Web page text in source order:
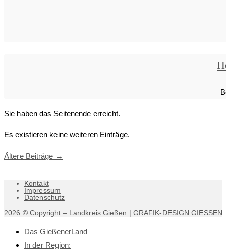
Sie haben das Seitenende erreicht.
Es existieren keine weiteren Einträge.
Ältere Beiträge →
Kontakt
Impressum
Datenschutz
2026 © Copyright – Landkreis Gießen | GRAFIK-DESIGN GIESSEN
Das GießenerLand
In der Region: